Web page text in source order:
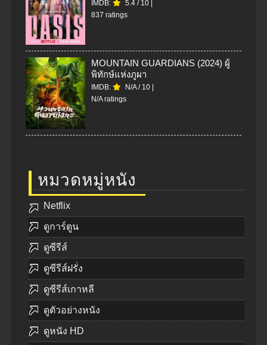
IMDB: 5.4 / 10
837 ratings
MOUNTAIN GUARDIANS (2024) ผู้
พิทักษ์แห่งภูผา
IMDB: N/A/ 10
N/A ratings
หมวดหมู่หนัง
Netflix
ดูการ์ตูน
ดูซีรีส์
ดูซีรีส์ฝรั่ง
ดูซีรีส์เกาหลี
ดูตัวอย่างหนัง
ดูหนัง HD